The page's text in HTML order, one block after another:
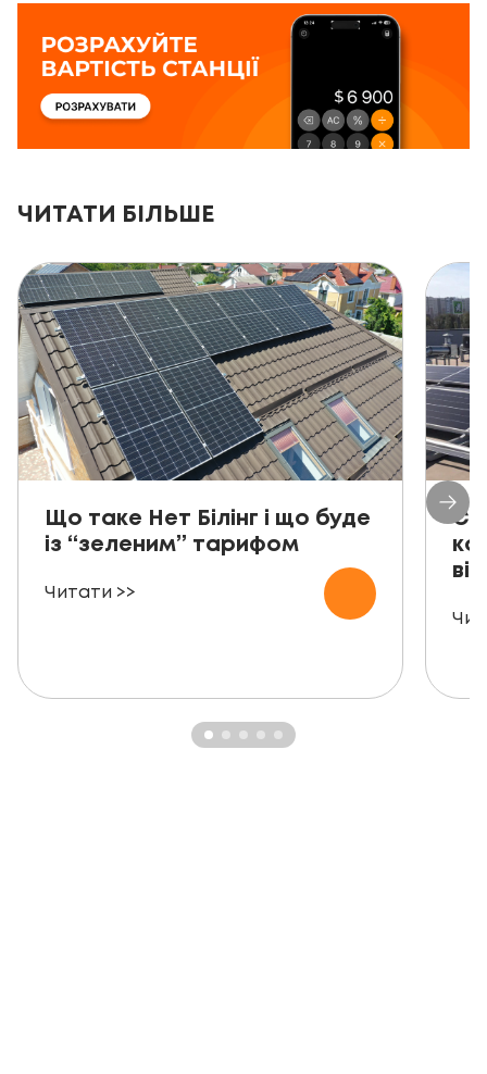
ЧИТАТИ БІЛЬШЕ
Що таке Нет Білінг і що буде
із “зеленим” тарифом
Читати >>